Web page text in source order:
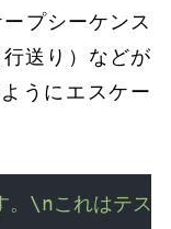
プシーケンス
送り）などが
うにエスケー
。\nこれはテス